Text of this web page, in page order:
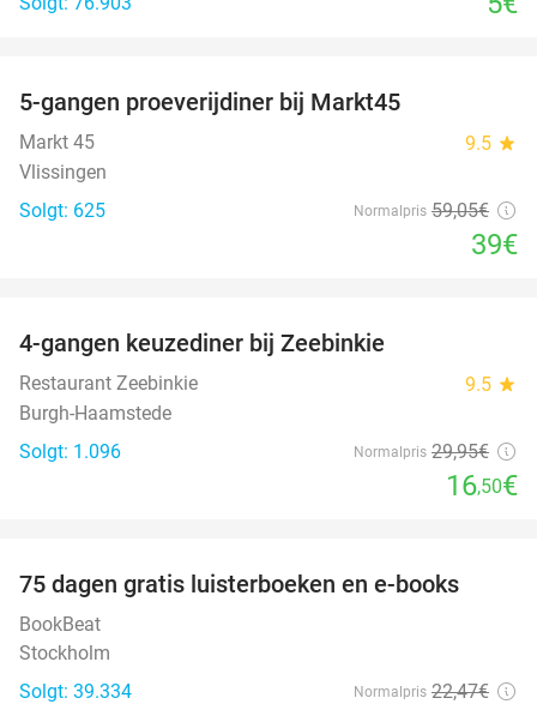
5-gangen proeverijdiner bij Markt45
Markt 45 9.5 star
Vlissingen
Solgt: 625
Normalpris 59,05€
39€
4-gangen keuzediner bij Zeebinkie
Restaurant Zeebinkie 9.5 star
Burgh-Haamstede
Solgt: 1.096
Normalpris 29,95€
16,50€
75 dagen gratis luisterboeken en e-books
BookBeat
Stockholm
Solgt: 39.334
Normalpris 22,47€